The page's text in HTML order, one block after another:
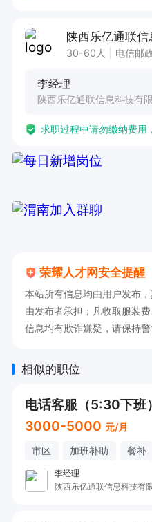
陕西乐亿通联信
30-60人 电信邮
李经理
陕西乐亿通联信息科技有
求职过程中请勿缴纳费用
荣耀人才网安全提醒
本站所有信息均由用户发布
由发布者承担；凡收取服装
信息均有欺诈嫌疑，请保持警
相似的职位
电话客服（5:30下班）
3000-5000 元/月
市区 加班补助 餐补
李经理
陕西乐亿通联信息科技有